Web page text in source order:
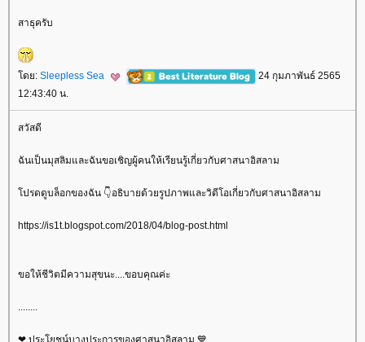
สาธุครับ
ดย: Sleepless Sea
24 กุมภาพันธ์ 2565
12:43:40 น.
สวัสดี
ฉันเป็นมุสลิมและฉันขอเชิญผู้คนให้เรียนรู้เกี่ยวกับศาสนาอิสลาม
ปรดดูบล็อกของฉัน 👇อธิบายด้วยรูปภาพและวิดีโอเกี่ยวกับศาสนาอิสลาม
https://is1t.blogspot.com/2018/04/blog-post.html
ขอให้ชีวิตมีความสุขนะ....ขอบคุณค่ะ
❤ ประโยชน์บางประการของศาสนาอิสลาม 💙